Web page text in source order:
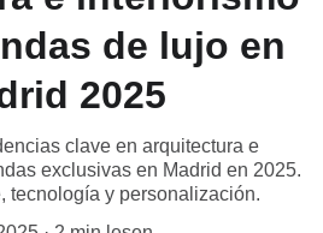
de lujo en
2025
clave en arquitectura e
exclusivas en Madrid en 2025.
tecnología y personalización.